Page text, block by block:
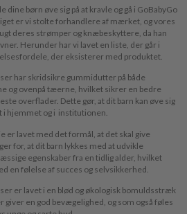
dine børn øve sig på at kravle og gå i GoBabyGo
er vi stolte forhandlere af mærket, og vores
deres strømper og knæbeskyttere, da han
Herunder har vi lavet en liste, der går i
der eksisterer med produktet.
har skridsikre gummidutter på både
og ovenpå tæerne, hvilket sikrer en bedre
overflader. Dette gør, at dit barn kan øve sig
i hjemmet og i institutionen.
er lavet med det formål, at det skal give
for, at dit barn lykkes med at udvikle
egenskaber fra en tidlig alder, hvilket
en følelse af succes og selvsikkerhed.
er lavet i en blød og økologisk bomuldsstræk
giver en god bevægelighed, og som også føles